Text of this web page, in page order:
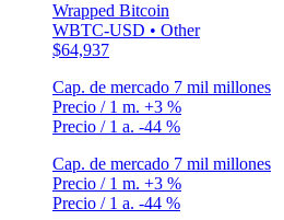
Wrapped Bitcoin
WBTC-USD • Other
$64,937
Cap. de mercado 7 mil millones
Precio / 1 m. +3 %
Precio / 1 a. -44 %
Cap. de mercado 7 mil millones
Precio / 1 m. +3 %
Precio / 1 a. -44 %